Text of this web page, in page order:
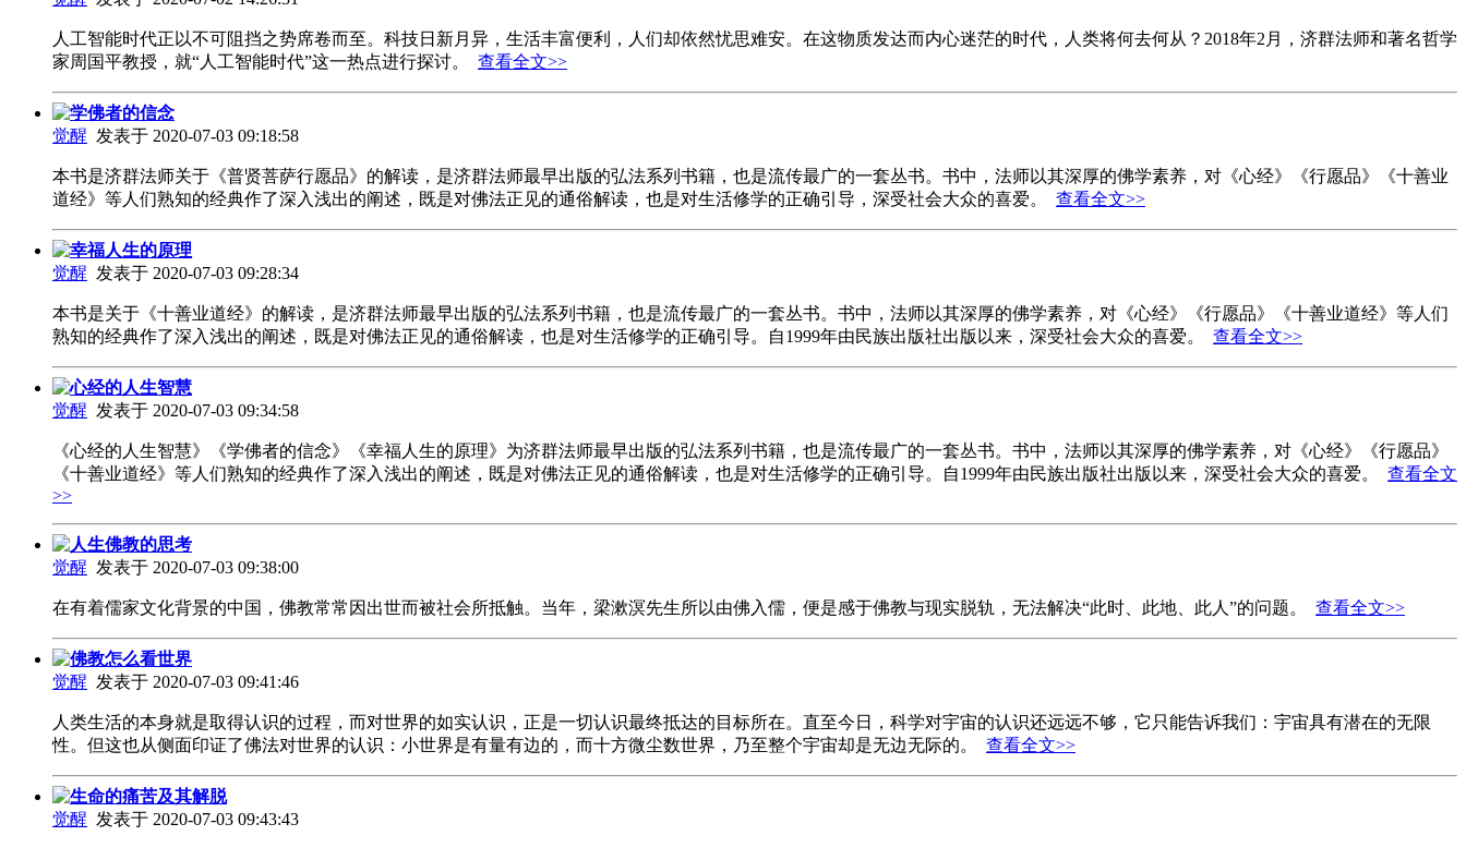
人工智能时代正以不可阻挡之势席卷而至。科技日新月异，生活丰富便利，人们却依然忧思难安。在这物质发达而内心迷茫的时代，人类将何去何从？2018年2月，济群法师和著名哲学
家周国平教授，就“人工智能时代”这一热点进行探讨。 查看全文>>
学佛者的信念
觉醒 发表于 2020-07-03 09:18:58
本书是济群法师关于《普贤菩萨行愿品》的解读，是济群法师最早出版的弘法系列书籍，也是流传最广的一套丛书。书中，法师以其深厚的佛学素养，对《心经》《行愿品》《十善业
道经》等人们熟知的经典作了深入浅出的阐述，既是对佛法正见的通俗解读，也是对生活修学的正确引导，深受社会大众的喜爱。 查看全文>>
幸福人生的原理
觉醒 发表于 2020-07-03 09:28:34
本书是关于《十善业道经》的解读，是济群法师最早出版的弘法系列书籍，也是流传最广的一套丛书。书中，法师以其深厚的佛学素养，对《心经》《行愿品》《十善业道经》等人们
熟知的经典作了深入浅出的阐述，既是对佛法正见的通俗解读，也是对生活修学的正确引导。自1999年由民族出版社出版以来，深受社会大众的喜爱。 查看全文>>
心经的人生智慧
觉醒 发表于 2020-07-03 09:34:58
《心经的人生智慧》《学佛者的信念》《幸福人生的原理》为济群法师最早出版的弘法系列书籍，也是流传最广的一套丛书。书中，法师以其深厚的佛学素养，对《心经》《行愿品》
《十善业道经》等人们熟知的经典作了深入浅出的阐述，既是对佛法正见的通俗解读，也是对生活修学的正确引导。自1999年由民族出版社出版以来，深受社会大众的喜爱。 查看全文
>>
人生佛教的思考
觉醒 发表于 2020-07-03 09:38:00
在有着儒家文化背景的中国，佛教常常因出世而被社会所抵触。当年，梁漱溟先生所以由佛入儒，便是感于佛教与现实脱轨，无法解决“此时、此地、此人”的问题。 查看全文>>
佛教怎么看世界
觉醒 发表于 2020-07-03 09:41:46
人类生活的本身就是取得认识的过程，而对世界的如实认识，正是一切认识最终抵达的目标所在。直至今日，科学对宇宙的认识还远远不够，它只能告诉我们：宇宙具有潜在的无限
性。但这也从侧面印证了佛法对世界的认识：小世界是有量有边的，而十方微尘数世界，乃至整个宇宙却是无边无际的。 查看全文>>
生命的痛苦及其解脱
觉醒 发表于 2020-07-03 09:43:43